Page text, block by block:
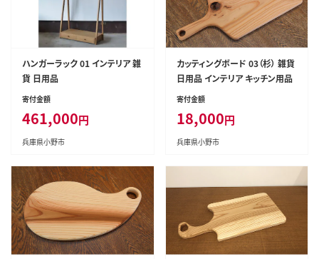
ハンガーラック 01 インテリア 雑
貨 日用品
寄付金額
461,000円
兵庫県小野市
カッティングボード 03（杉） 雑貨
日用品 インテリア キッチン用品
寄付金額
18,000円
兵庫県小野市